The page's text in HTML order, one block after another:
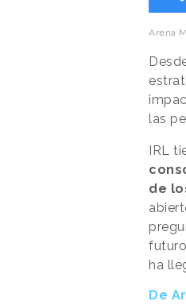
Arena
las
IRL
de
ha
De